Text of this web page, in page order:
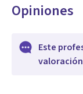
Opiniones
Este
valoración